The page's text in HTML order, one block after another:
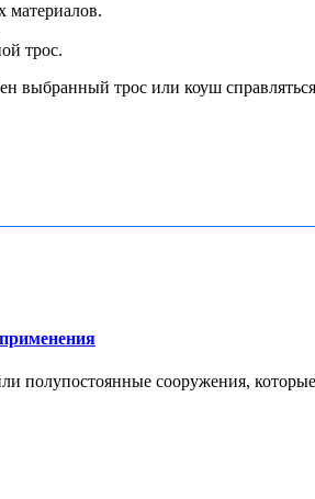
материалов.
трос.
выбранный трос или коуш
сооружения,